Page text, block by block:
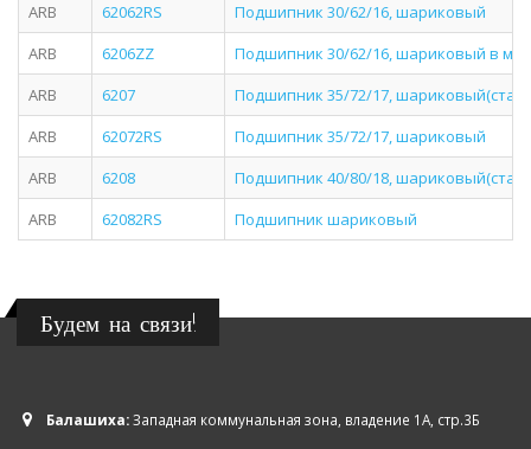
ARB
62062RS
Подшипник 30/62/16, шариковый
ARB
6206ZZ
Подшипник 30/62/16, шариковый в
ARB
6207
Подшипник 35/72/17,
ARB
62072RS
Подшипник 35/72/17, шариковый
ARB
6208
Подшипник 40/80/18,
ARB
62082RS Подшипник шариковый
Будем на связи!
Балашиха:Западная коммунальная зона, владение 1А, стр.3Б